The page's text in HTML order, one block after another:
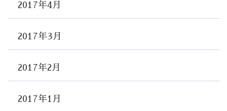
2017年4月
2017年3月
2017年2月
2017年1月